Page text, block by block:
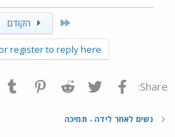
First הקודם
register to reply here.
Share: פייסבוק Twitter
Reddit
נשים לאחר לידה - תמיכה